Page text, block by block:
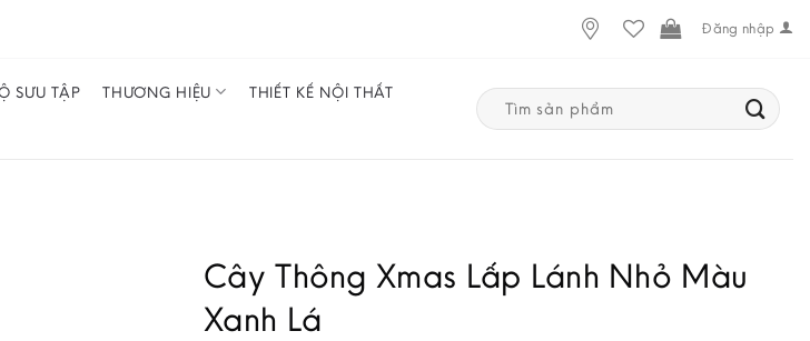
Đăng nhập
SƯU TẬP THƯƠNG HIỆU THIẾT KẾ NỘI THẤT
Search
for:
Cây Thông Xmas Lấp Lánh Nhỏ Màu
Xanh Lá